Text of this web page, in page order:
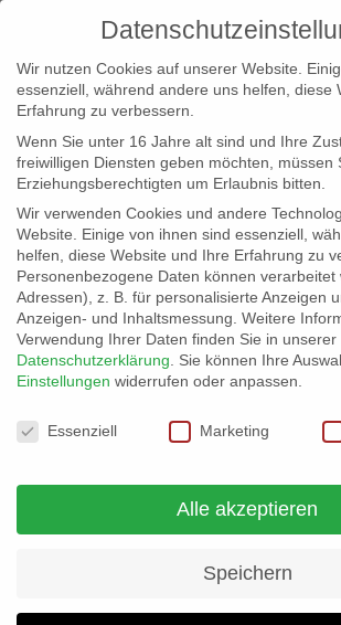
info@erfolgreich-events.de
+4940 46 777 230
Wir nutzen Cookies auf unserer Website.
essenziell, während andere uns helfen, diese
Erfahrung zu verbessern.
Wenn Sie unter 16 Jahre alt sind und Ihre
freiwilligen Diensten geben möchten, müssen
Erziehungsberechtigten um Erlaubnis bitten.
Wir verwenden Cookies und andere
Website. Einige von ihnen sind essenziell,
helfen, diese Website und Ihre Erfahrung zu
Personenbezogene Daten können verarbeitet
Adressen), z. B. für personalisierte Anzeigen
Anzeigen- und Inhaltsmessung. Weitere
Verwendung Ihrer Daten finden Sie in unserer
Datenschutzerklärung
Sie können Ihre
Einstellungen widerrufen oder anpassen.
Datenschutzeinstellungen
Essenziell Marketing
Alle akzeptieren
Speichern